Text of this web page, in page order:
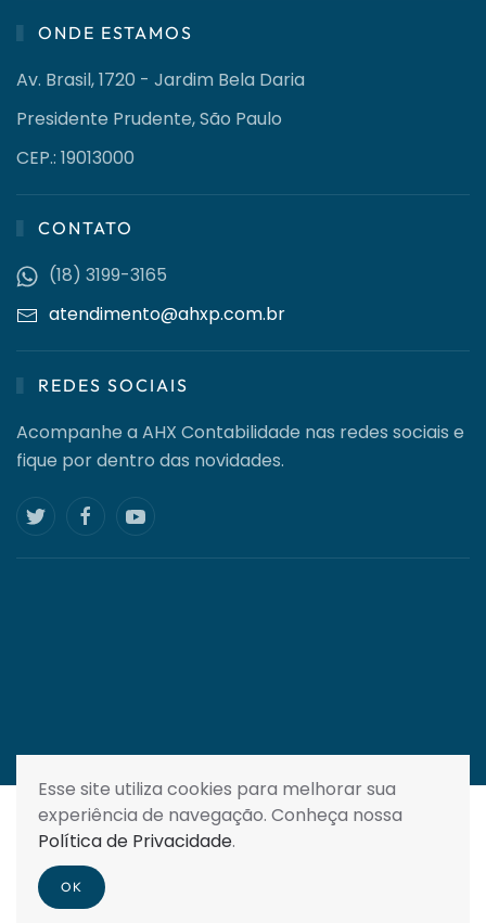
ONDE ESTAMOS
Av. Brasil, 1720 - Jardim Bela Daria
Presidente Prudente, São Paulo
CEP.: 19013000
CONTATO
(18) 3199-3165
atendimento@ahxp.com.br
REDES SOCIAIS
Acompanhe a AHX Contabilidade nas redes sociais e
fique por dentro das novidades.
Todos os direitos reservados . 2025 |Política de
Privacidade
Esse site utiliza cookies para melhorar sua
experiência de navegação. Conheça nossa
Política de Privacidade.
OK